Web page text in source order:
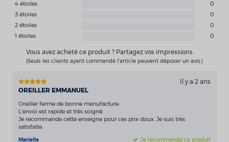
4 étoiles
0
3 étoiles
0
2 étoiles
0
1 étoiles
0
Vous avez acheté ce produit ? Partagez vos impressions.
(Seuls les clients ayant commandé l'article peuvent déposer un avis.)
OREILLER EMMANUEL
Il y a 2 ans
Oreiller ferme de bonne manufacture.
L'envoi est rapide et très soigné.
Je recommande cette enseigne pour ces prix doux. Je suis très
satisfaite.
Marielle
Je recommande ce produit